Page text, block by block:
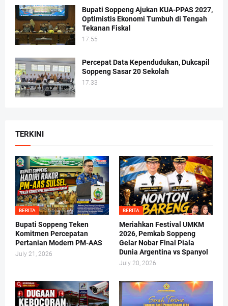
Bupati Soppeng Ajukan KUA-PPAS 2027,
Optimistis Ekonomi Tumbuh di Tengah
Tekanan Fiskal
17.55
Percepat Data Kependudukan, Dukcapil
Soppeng Sasar 20 Sekolah
17.33
TERKINI
BERITA
Bupati Soppeng Teken
Komitmen Percepatan
Pertanian Modern PM-AAS
July 21, 2026
BERITA
Meriahkan Festival UMKM
2026, Pemkab Soppeng
Gelar Nobar Final Piala
Dunia Argentina vs Spanyol
July 20, 2026